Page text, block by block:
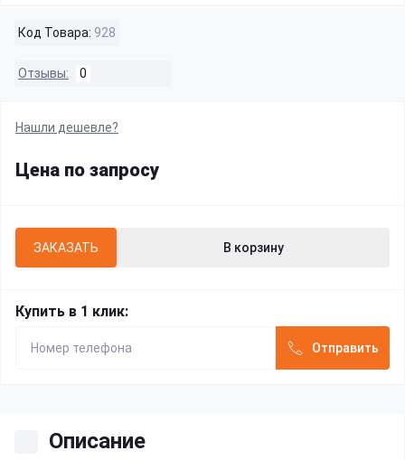
Код Товара: 928
Отзывы: 0
Нашли дешевле?
Цена по запросу
ЗАКАЗАТЬ В корзину
Купить в 1 клик:
Отправить
Описание